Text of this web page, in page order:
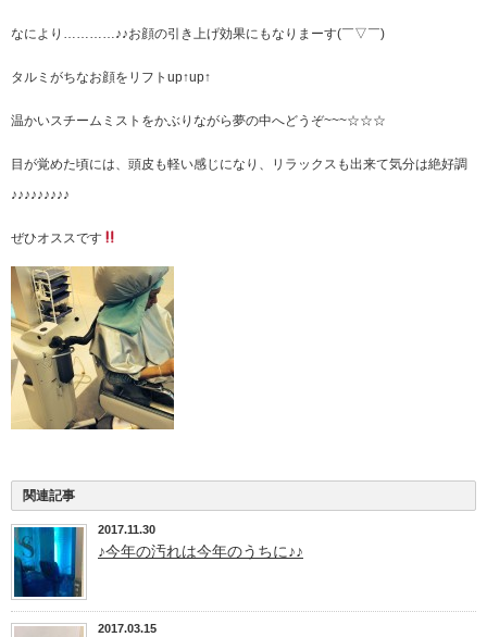
なにより…………♪♪お顔の引き上げ効果にもなりまーす(￣▽￣)
タルミがちなお顔をリフトup↑up↑
温かいスチームミストをかぶりながら夢の中へどうぞ~~~☆☆☆
目が覚めた頃には、頭皮も軽い感じになり、リラックスも出来て気分は絶好調
♪♪♪♪♪♪♪♪♪
ぜひオススです
関連記事
2017.11.30
♪今年の汚れは今年のうちに♪♪
2017.03.15